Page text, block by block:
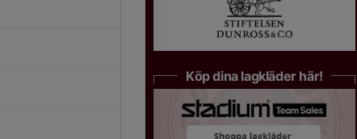
Köp dina lagkläder här!